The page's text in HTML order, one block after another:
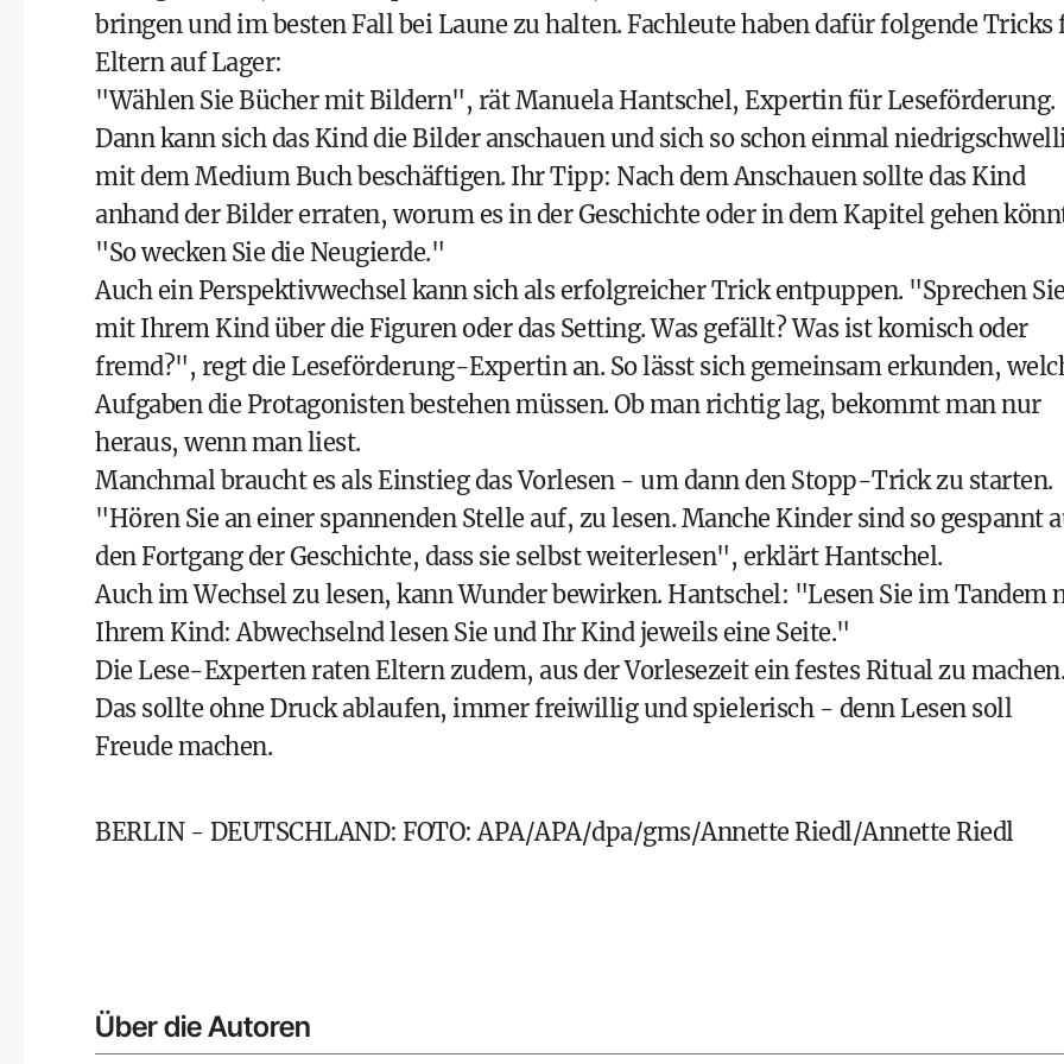
bringen und im besten Fall bei Laune zu halten. Fachleute haben dafür folgende Tricks
Eltern auf Lager:
"Wählen Sie Bücher mit Bildern", rät Manuela Hantschel, Expertin für Leseförderung.
Dann kann sich das Kind die Bilder anschauen und sich so schon einmal
mit dem Medium Buch beschäftigen. Ihr Tipp: Nach dem Anschauen sollte das Kind
anhand der Bilder erraten, worum es in der Geschichte oder in dem Kapitel gehen
"So wecken Sie die Neugierde."
Auch ein Perspektivwechsel kann sich als erfolgreicher Trick entpuppen. "Sprechen Sie
mit Ihrem Kind über die Figuren oder das Setting. Was gefällt? Was ist komisch oder
fremd?", regt die Leseförderung-Expertin an. So lässt sich gemeinsam erkunden,
Aufgaben die Protagonisten bestehen müssen. Ob man richtig lag, bekommt man nur
heraus, wenn man liest.
Manchmal braucht es als Einstieg das Vorlesen - um dann den Stopp-Trick zu starten.
"Hören Sie an einer spannenden Stelle auf, zu lesen. Manche Kinder sind so gespannt
den Fortgang der Geschichte, dass sie selbst weiterlesen", erklärt Hantschel.
Auch im Wechsel zu lesen, kann Wunder bewirken. Hantschel: "Lesen Sie im Tandem
Ihrem Kind: Abwechselnd lesen Sie und Ihr Kind jeweils eine Seite."
Die Lese-Experten raten Eltern zudem, aus der Vorlesezeit ein festes Ritual zu machen.
Das sollte ohne Druck ablaufen, immer freiwillig und spielerisch - denn Lesen soll
Freude machen.
BERLIN - DEUTSCHLAND: FOTO: APA/APA/dpa/gms/Annette Riedl/Annette Riedl
Über die Autoren